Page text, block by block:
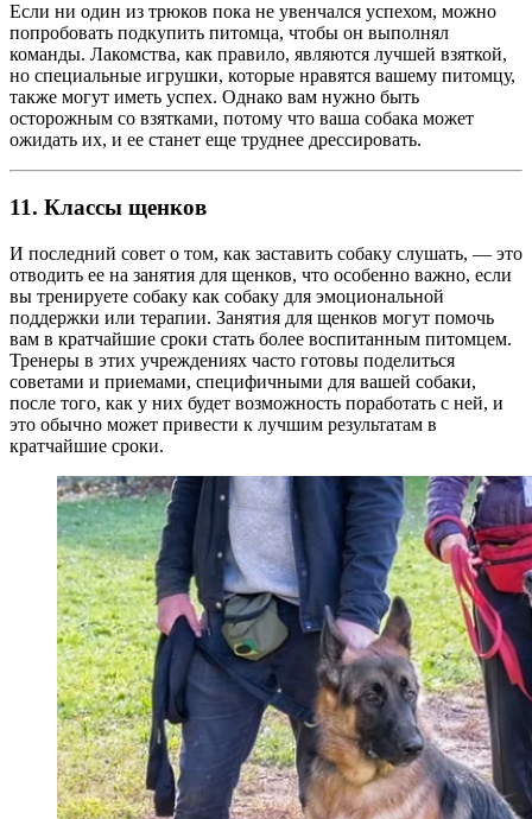
Если ни один из трюков пока не увенчался успехом, можно
попробовать подкупить питомца, чтобы он выполнял
команды. Лакомства, как правило, являются лучшей взяткой,
но специальные игрушки, которые нравятся вашему питомцу,
также могут иметь успех. Однако вам нужно быть
осторожным со взятками, потому что ваша собака может
ожидать их, и ее станет еще труднее дрессировать.
11. Классы щенков
И последний совет о том, как заставить собаку слушать, — это
отводить ее на занятия для щенков, что особенно важно, если
вы тренируете собаку как собаку для эмоциональной
поддержки или терапии. Занятия для щенков могут помочь
вам в кратчайшие сроки стать более воспитанным питомцем.
Тренеры в этих учреждениях часто готовы поделиться
советами и приемами, специфичными для вашей собаки,
после того, как у них будет возможность поработать с ней, и
это обычно может привести к лучшим результатам в
кратчайшие сроки.